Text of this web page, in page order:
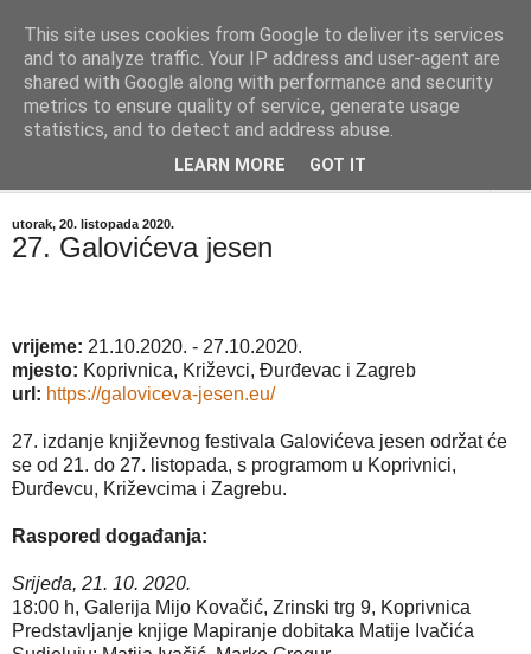
"Kvaka"
Časopis za književnost ISSN 2459-5632
utorak, 20. listopada 2020.
27. Galovićeva jesen
vrijeme: 21.10.2020. - 27.10.2020.
mjesto: Koprivnica, Križevci, Đurđevac i Zagreb
url: https://galoviceva-jesen.eu/
27. izdanje književnog festivala Galovićeva jesen održat će
se od 21. do 27. listopada, s programom u Koprivnici,
Đurđevcu, Križevcima i Zagrebu.
Raspored događanja:
Srijeda, 21. 10. 2020.
18:00 h, Galerija Mijo Kovačić, Zrinski trg 9, Koprivnica
Predstavljanje knjige Mapiranje dobitaka Matije Ivačića
This site uses cookies from Google to deliver its services
and to analyze traffic. Your IP address and user-agent are
shared with Google along with performance and security
metrics to ensure quality of service, generate usage
statistics, and to detect and address abuse.
LEARN MORE GOT IT